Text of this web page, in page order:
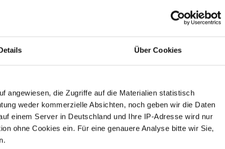
Über Cookies
angewiesen, die Zugriffe auf die Materialien statistisch
weder kommerzielle Absichten, noch geben wir die Daten
einem Server in Deutschland und Ihre IP-Adresse wird nur
ohne Cookies ein. Für eine genauere Analyse bitte wir Sie,